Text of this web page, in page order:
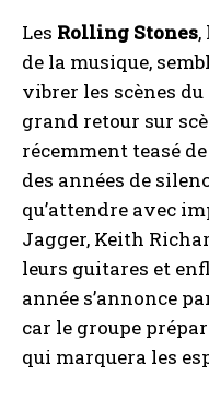
Les Rolling Stones,
de la musique,
vibrer les scènes
grand retour sur
récemment teasé
des années de
qu’attendre avec
Jagger, Keith
leurs guitares et
année s’annonce
car le groupe
qui marquera les